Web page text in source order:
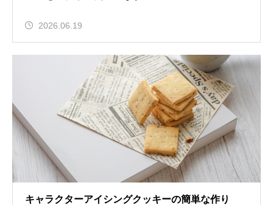
2026.06.19
キャラクターアイシングクッキーの簡単な作り